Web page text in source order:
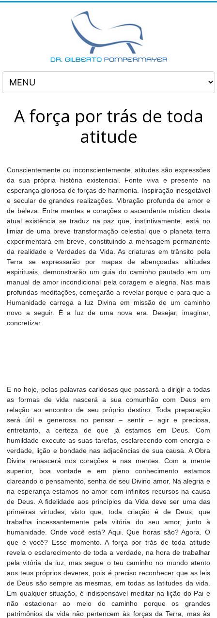
A força por trás de toda
atitude
Conscientemente ou inconscientemente, atitudes são expressões
da sua própria história existencial. Fonte viva e presente na
esperança gloriosa de forças de harmonia. Inspiração inesgotável
e secular de grandes realizações. Vibração profunda de amor e
de beleza. Entre mentes e corações o ascendente místico desta
atual existência se traduz na paz que, instintivamente, está no
limiar de uma breve transformação celestial que o planeta terra
experimentará em breve, constituindo a mensagem permanente
da realidade e Verdades da Vida. As criaturas em trânsito pela
Terra se expressarão por mapas de abençoadas altitudes
espirituais, demonstrarão um guia do caminho pautado em um
manual de amor incondicional pela coragem e alegria. Nas mais
profundas meditações, começarão a revelar porque e para que a
Humanidade carrega a luz Divina em missão de um caminho
novo a seguir. É a luz de uma nova era. Desejar, imaginar,
concretizar.
E no hoje, pelas palavras caridosas que passará a dirigir a todas
as formas de vida nascerá a sua comunhão com Deus em
relação ao encontro de seu próprio destino. Toda preparação
será útil e generosa no pensar – sentir – agir e preciosa,
entretanto, a certeza de que já estamos em Deus. Com
humildade execute as suas tarefas, esclarecendo com energia e
verdade, lição e bondade nas adjacências de sua causa. A Obra
Divina renascerá nos corações e nas mentes. Com a mente
superior, boa vontade e em pleno conhecimento estamos
clareando o pensamento, senha de seu Divino amor. Na alegria e
na esperança estamos no amor com infinitos recursos na causa
de Deus. A fidelidade aos princípios da Vida deve ser uma das
primeiras virtudes, visto que, toda criação é de Deus, que
trabalha incessantemente pela vitória do seu amor, junto à
humanidade. Onde você está? Aqui. Que horas são? Agora. O
que é você? Esse momento. A força por trás de toda atitude
revela o esclarecimento de toda a verdade, na hora de trabalhar
pela vitória da luz, mas segue o teu caminho no mundo atento
aos teus próprios deveres, pois é preciso reconhecer que as leis
de Deus são sempre as mesmas, em todas as latitudes da vida.
Em qualquer situação, é indispensável meditar na lição do Pai e
não estacionar ao meio do caminho porque os grandes
patrimônios da vida não pertencem às forças da Terra, mas às